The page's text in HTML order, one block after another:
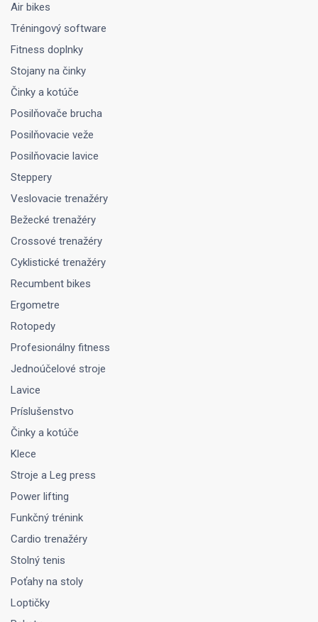
Air bikes
Tréningový software
Fitness doplnky
Stojany na činky
Činky a kotúče
Posilňovače brucha
Posilňovacie veže
Posilňovacie lavice
Steppery
Veslovacie trenažéry
Bežecké trenažéry
Crossové trenažéry
Cyklistické trenažéry
Recumbent bikes
Ergometre
Rotopedy
Profesionálny fitness
Jednoúčelové stroje
Lavice
Príslušenstvo
Činky a kotúče
Klece
Stroje a Leg press
Power lifting
Funkčný trénink
Cardio trenažéry
Stolný tenis
Poťahy na stoly
Loptičky